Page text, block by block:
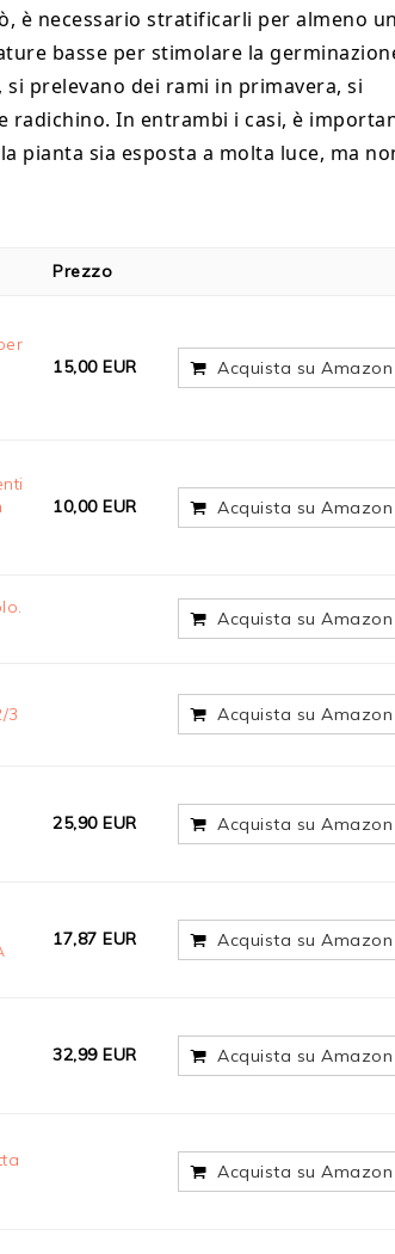
è necessario stratificarli per almeno un
basse per stimolare la
prelevano dei rami in primavera, si
radichino. In entrambi i casi, è
pianta sia esposta a molta luce, ma
Prezzo
15,00 EUR Acquista su Amazon
10,00 EUR Acquista su Amazon
Acquista su Amazon
3
Acquista su Amazon
25,90 EUR Acquista su Amazon
17,87 EUR Acquista su Amazon
32,99 EUR Acquista su Amazon
Acquista su Amazon